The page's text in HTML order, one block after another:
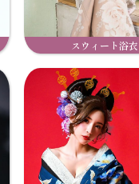
スウィート浴衣